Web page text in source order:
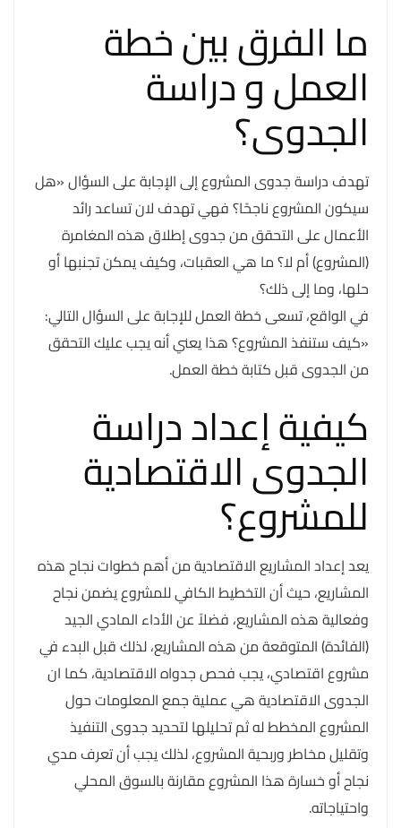
ما الفرق بين خطة
العمل و دراسة
الجدوى؟
تهدف دراسة جدوى المشروع إلى الإجابة على السؤال «هل
سيكون المشروع ناجحًا؟ فهي تهدف لان تساعد رائد
الأعمال على التحقق من جدوى إطلاق هذه المغامرة
(المشروع) أم لا؟ ما هي العقبات، وكيف يمكن تجنبها أو
حلها، وما إلى ذلك؟
في الواقع، تسعى خطة العمل للإجابة على السؤال التالي:
«كيف ستنفذ المشروع؟ هذا يعني أنه يجب عليك التحقق
من الجدوى قبل كتابة خطة العمل.
كيفية إعداد دراسة
الجدوى الاقتصادية
للمشروع؟
يعد إعداد المشاريع الاقتصادية من أهم خطوات نجاح هذه
المشاريع، حيث أن التخطيط الكافي للمشروع يضمن نجاح
وفعالية هذه المشاريع، فضلاً عن الأداء المادي الجيد
(الفائدة) المتوقعة من هذه المشاريع، لذلك قبل البدء في
مشروع اقتصادي، يجب فحص جدواه الاقتصادية، كما ان
الجدوى الاقتصادية هي عملية جمع المعلومات حول
المشروع المخطط له ثم تحليلها لتحديد جدوى التنفيذ
وتقليل مخاطر وربحية المشروع، لذلك يجب أن تعرف مدي
نجاح أو خسارة هذا المشروع مقارنة بالسوق المحلي
واحتياجاته.